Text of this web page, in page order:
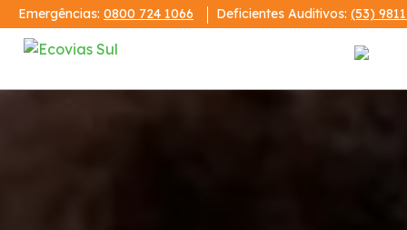
Emergências: 0800 724 1066 Deficientes Auditivos: (53)